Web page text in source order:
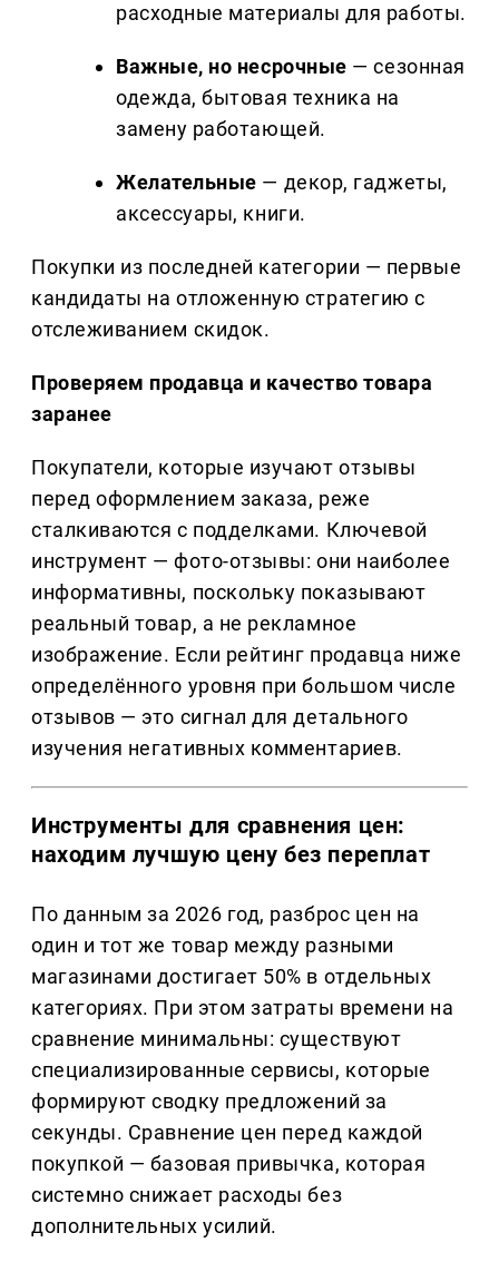
расходные материалы для работы.
Важные, но несрочные — сезонная
одежда, бытовая техника на
замену работающей.
Желательные — декор, гаджеты,
аксессуары, книги.
Покупки из последней категории — первые
кандидаты на отложенную стратегию с
отслеживанием скидок.
Проверяем продавца и качество товара
заранее
Покупатели, которые изучают отзывы
перед оформлением заказа, реже
сталкиваются с подделками. Ключевой
инструмент — фото-отзывы: они наиболее
информативны, поскольку показывают
реальный товар, а не рекламное
изображение. Если рейтинг продавца ниже
определённого уровня при большом числе
отзывов — это сигнал для детального
изучения негативных комментариев.
Инструменты для сравнения цен:
находим лучшую цену без переплат
По данным за 2026 год, разброс цен на
один и тот же товар между разными
магазинами достигает 50% в отдельных
категориях. При этом затраты времени на
сравнение минимальны: существуют
специализированные сервисы, которые
формируют сводку предложений за
секунды. Сравнение цен перед каждой
покупкой — базовая привычка, которая
системно снижает расходы без
дополнительных усилий.